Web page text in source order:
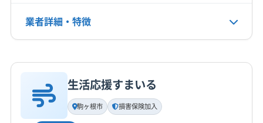
業者詳細・特徴
基本情報
代表者名
寺沢詠一
生活応援すまいる
駒ヶ根市 損害保険加入